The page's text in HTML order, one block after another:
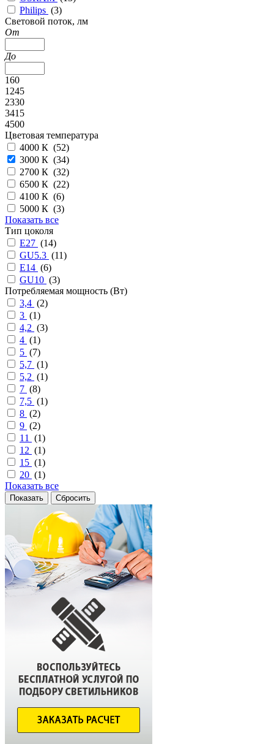
Philips (3)
Cветовой поток, лм
От
До
160
1245
2330
3415
4500
Цветовая температура
4000 К (52)
3000 К (34)
2700 К (32)
6500 К (22)
4100 К (6)
5000 К (3)
Показать все
Тип цоколя
E27 (14)
GU5.3 (11)
E14 (6)
GU10 (3)
Потребляемая мощность (Вт)
3,4 (2)
3 (1)
4,2 (3)
4 (1)
5 (7)
5,7 (1)
5,2 (1)
7 (8)
7,5 (1)
8 (2)
9 (2)
11
(1)
12 (1)
15 (1)
20 (1)
Показать все